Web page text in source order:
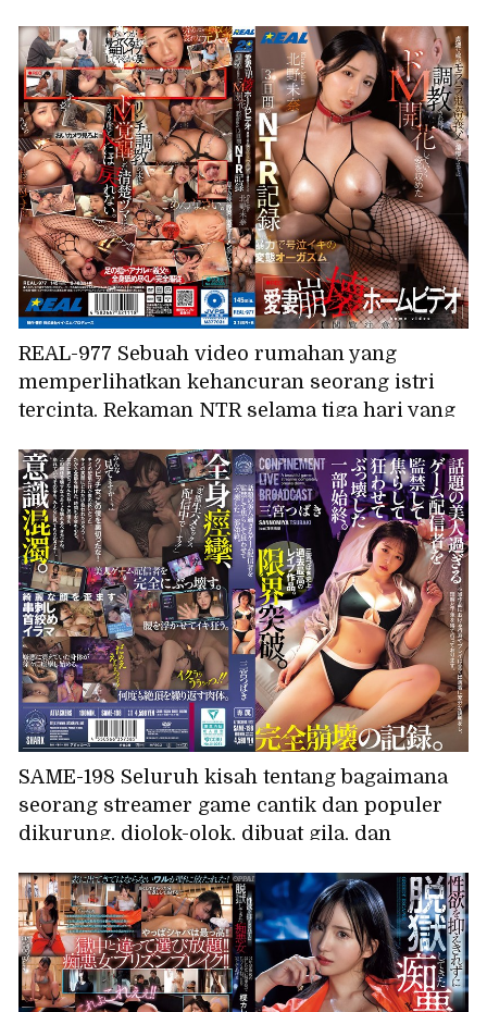
payudaranya, yang kemudian berlanjut
hingga bosnya mengizinkannya untuk
orgasme di dalam dirinya.
REAL-977 Sebuah video rumahan yang
memperlihatkan kehancuran seorang istri
tercinta. Rekaman NTR selama tiga hari yang
dilatih secara brutal oleh ayah mertuanya
yang kejam dan jahat, dan sisi masokisnya
yang berkembang. Mina Kitano
SAME-198 Seluruh kisah tentang bagaimana
seorang streamer game cantik dan populer
dikurung, diolok-olok, dibuat gila, dan